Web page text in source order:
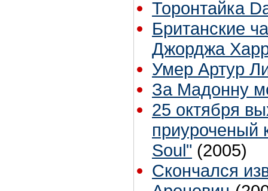
Торонтайка
Британские
Джорджа
Умер Артур
За Мадонну
25 октября
приуроченый
Soul" (2005)
Cкончался